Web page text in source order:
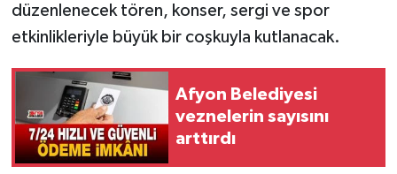
düzenlenecek tören, konser, sergi ve spor
etkinlikleriyle büyük bir coşkuyla kutlanacak.
Afyon Belediyesi
veznelerin sayısını
arttırdı